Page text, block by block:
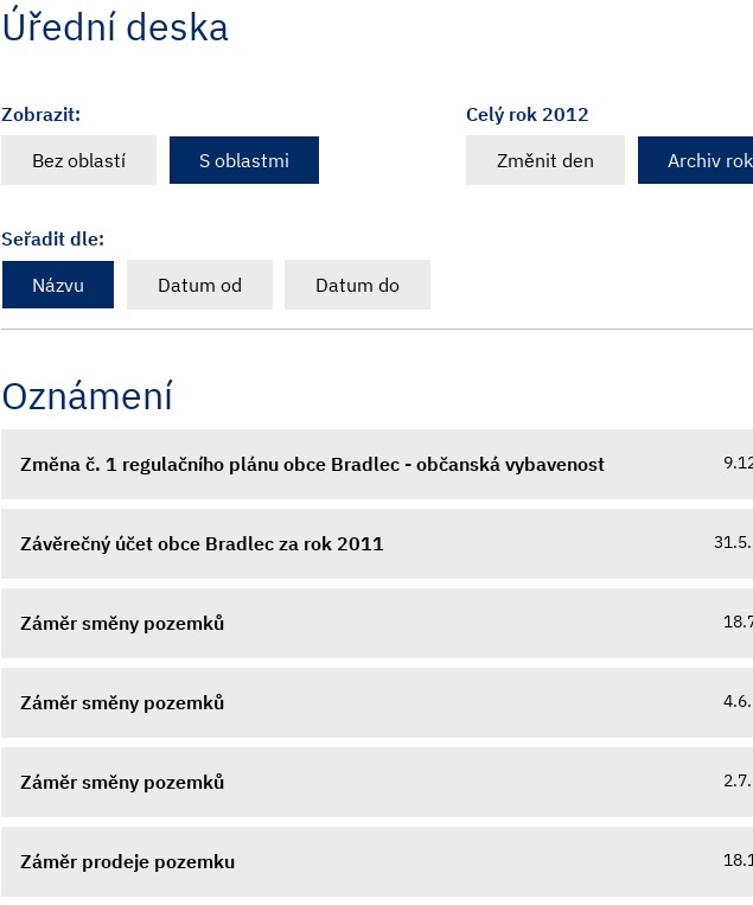
Úřední deska
Zobrazit:
Bez oblastí
S oblastmi
Celý rok 2012
Změnit den
Archiv
Seřadit dle:
Názvu
Datum od Datum do
Oznámení
Změna č. 1 regulačního plánu obce Bradlec - občanská vybavenost
Závěrečný účet obce Bradlec za rok 2011
Záměr směny pozemků
Záměr směny pozemků
Záměr směny pozemků
Záměr prodeje pozemku